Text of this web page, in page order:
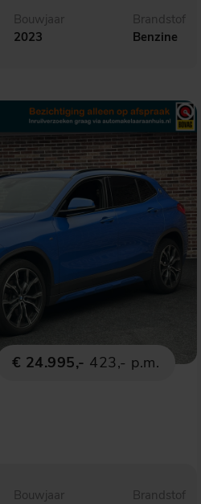
Bouwjaar
2023
Brandstof
Benzine
€ 24.995,- 423,- p.m.
Bouwjaar
Brandstof